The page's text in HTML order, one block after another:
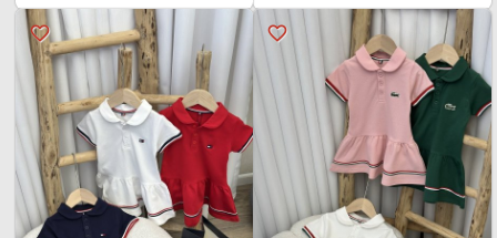
favorite_border
favorite_border